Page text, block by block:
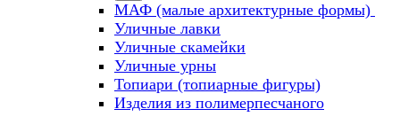
МАФ (малые архитектурные формы)
Уличные лавки
Уличные скамейки
Уличные урны
Топиари (топиарные фигуры)
Изделия из полимерпесчаного